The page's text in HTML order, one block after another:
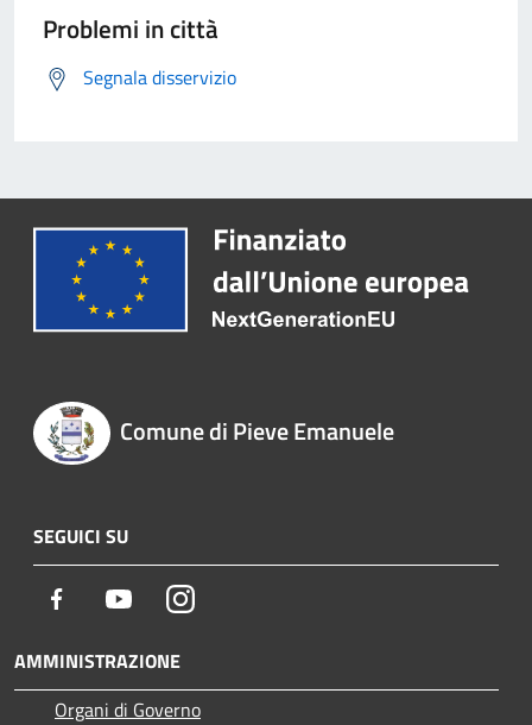
Problemi in città
Segnala disservizio
Comune di Pieve Emanuele
SEGUICI SU
Facebook YoutubeInstagram
AMMINISTRAZIONE
Organi di Governo